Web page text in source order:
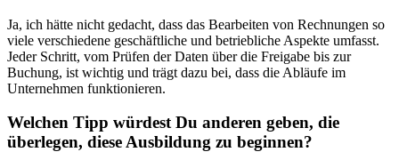
Ja, ich hätte nicht gedacht, dass das Bearbeiten von Rechnungen so
viele verschiedene geschäftliche und betriebliche Aspekte umfasst.
Jeder Schritt, vom Prüfen der Daten über die Freigabe bis zur
Buchung, ist wichtig und trägt dazu bei, dass die Abläufe im
Unternehmen funktionieren.
Welchen Tipp würdest Du anderen geben, die
überlegen, diese Ausbildung zu beginnen?